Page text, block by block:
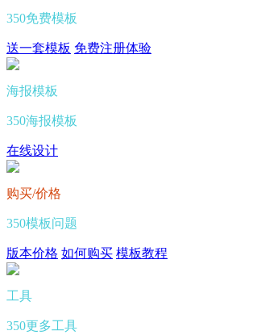
350免费模板
送一套模板 免费注册体验
海报模板
350海报模板
在线设计
购买/价格
350模板问题
版本价格 如何购买 模板教程
工具
350更多工具